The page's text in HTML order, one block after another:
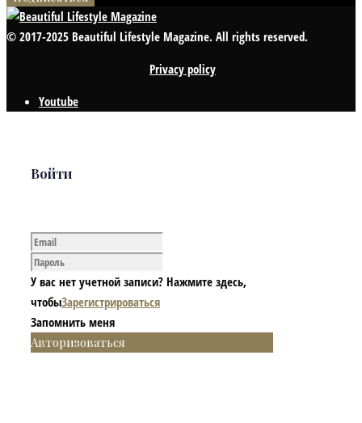
© 2017-2025 Beautiful Lifestyle Magazine. All rights reserved.
Privacy policy
Youtube
Войти
У вас нет учетной записи? Нажмите здесь,
чтобыЗарегистрироваться
Запомнить меня
Авторизоваться